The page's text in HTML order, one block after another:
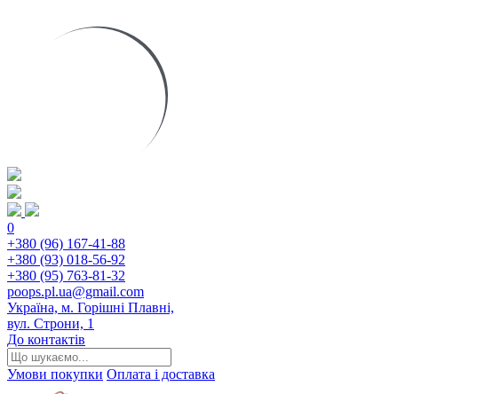
0
+380 (96) 167-41-88
+380 (93) 018-56-92
+380 (95) 763-81-32
poops.pl.ua@gmail.com
Україна, м. Горішні Плавні,
вул. Строни, 1
До контактів
Умови покупки Оплата і доставка